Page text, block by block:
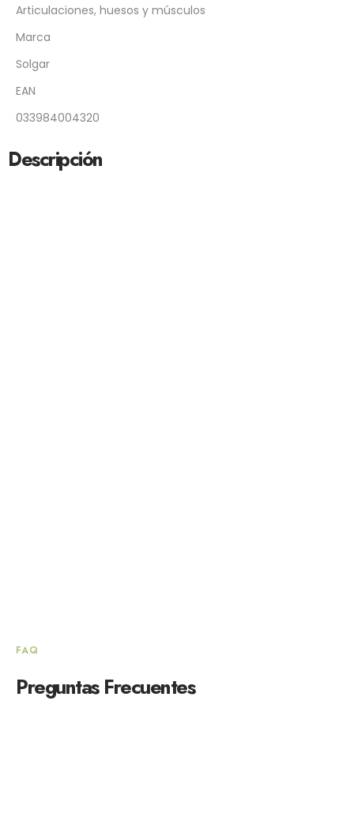
Articulaciones, huesos y músculos
Marca
Solgar
EAN
033984004320
Descripción
FAQ
Preguntas Frecuentes